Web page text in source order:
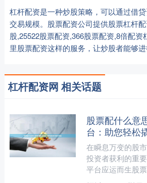
杠杆配资是一种炒股策略，可以通过借
交易规模。股票配资公司提供股票杠杆
股,25522股票配资,366股票配资,8倍配资
里股票配资这样的服务，让炒股者能够进
杠杆配资网 相关话题
股票配什么意
台：助您轻松
在瞬息万变的股
投资者获利的重
平台应运而生股
者提供杠杆资金